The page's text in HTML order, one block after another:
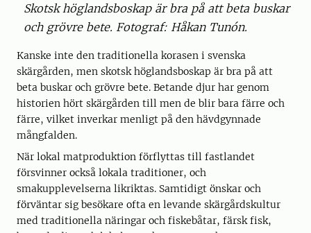
Skotsk höglandsboskap är bra på att beta buskar
och grövre bete. Fotograf: Håkan Tunón.
Kanske inte den traditionella korasen i svenska
skärgården, men skotsk höglandsboskap är bra på att
beta buskar och grövre bete. Betande djur har genom
historien hört skärgården till men de blir bara färre och
färre, vilket inverkar menligt på den hävdgynnade
mångfalden.
När lokal matproduktion förflyttas till fastlandet
försvinner också lokala traditioner, och
smakupplevelserna likriktas. Samtidigt önskar och
förväntar sig besökare ofta en levande skärgårdskultur
med traditionella näringar och fiskebåtar, färsk fisk,